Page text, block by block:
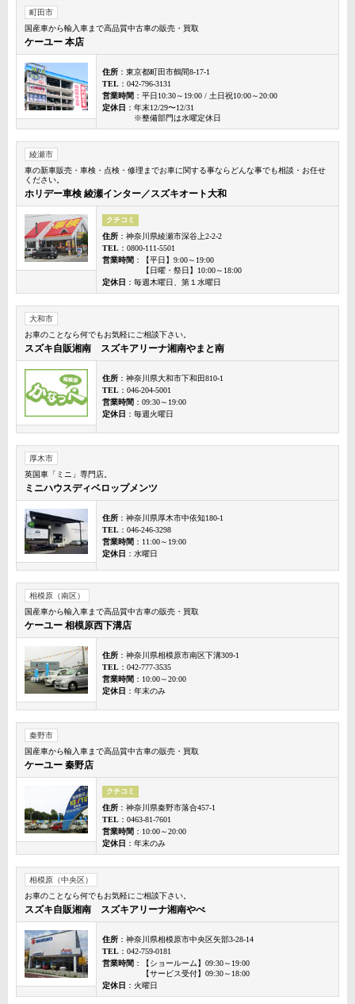
町田市
国産車から輸入車まで高品質中古車の販売・買取
ケーユー 本店
住所 ：東京都町田市鶴間8-17-1
TEL ：042-796-3131
営業時間 ：平日10:30～19:00 / 土日祝10:00～20:00
定休日 ：年末12/29〜12/31
※整備部門は水曜定休日
綾瀬市
車の新車販売・車検・点検・修理までお車に関する事ならどんな事でも相談・お任せ
ください。
ホリデー車検 綾瀬インター／スズキオート大和
クチコミ
住所 ：神奈川県綾瀬市深谷上2-2-2
TEL ：0800-111-5501
営業時間 ：【平日】9:00～19:00
【日曜・祭日】10:00～18:00
定休日 ：毎週木曜日、第１水曜日
大和市
お車のことなら何でもお気軽にご相談下さい。
スズキ自販湘南 スズキアリーナ湘南やまと南
住所 ：神奈川県大和市下和田810-1
TEL ：046-204-5001
営業時間 ：09:30～19:00
定休日 ：毎週火曜日
厚木市
英国車「ミニ」専門店。
ミニハウスディベロップメンツ
住所 ：神奈川県厚木市中依知180-1
TEL ：046-246-3298
営業時間 ：11:00～19:00
定休日 ：水曜日
相模原（南区）
国産車から輸入車まで高品質中古車の販売・買取
ケーユー 相模原西下溝店
住所 ：神奈川県相模原市南区下溝309-1
TEL ：042-777-3535
営業時間 ：10:00～20:00
定休日 ：年末のみ
秦野市
国産車から輸入車まで高品質中古車の販売・買取
ケーユー 秦野店
クチコミ
住所 ：神奈川県秦野市落合457-1
TEL ：0463-81-7601
営業時間 ：10:00～20:00
定休日 ：年末のみ
相模原（中央区）
お車のことなら何でもお気軽にご相談下さい。
スズキ自販湘南 スズキアリーナ湘南やべ
住所 ：神奈川県相模原市中央区矢部3-28-14
TEL ：042-759-0181
営業時間 ：【ショールーム】09:30～19:00
【サービス受付】09:30～18:00
定休日 ：火曜日